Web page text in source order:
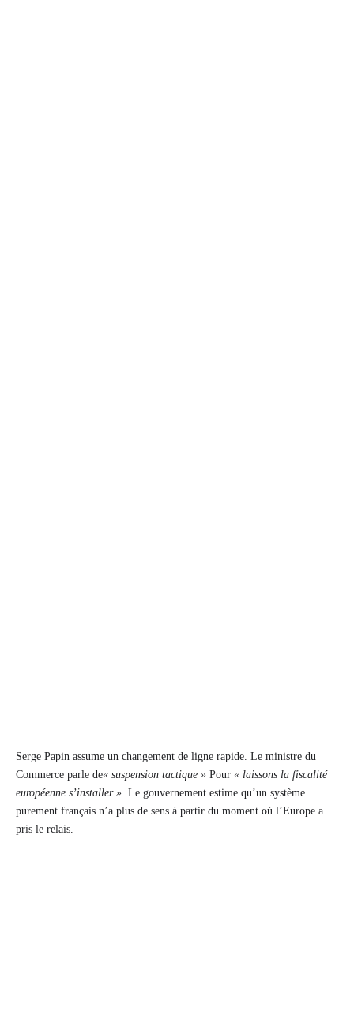
Serge Papin assume un changement de ligne rapide. Le ministre du
Commerce parle de« suspension tactique » Pour « laissons la fiscalité
européenne s’installer » . Le gouvernement estime qu’un système
purement français n’a plus de sens à partir du moment où l’Europe a
pris le relais.